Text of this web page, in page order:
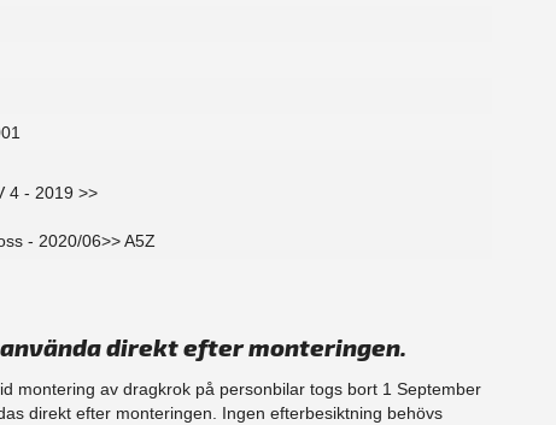
4 - 2019 >>
- 2020/06>> A5Z
direkt efter monteringen.
montering av dragkrok på personbilar togs bort 1 September
direkt efter monteringen. Ingen efterbesiktning behövs